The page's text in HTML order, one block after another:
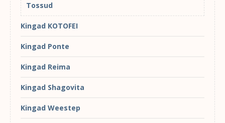
Tossud
Kingad KOTOFEI
Kingad Ponte
Kingad Reima
Kingad Shagovita
Kingad Weestep